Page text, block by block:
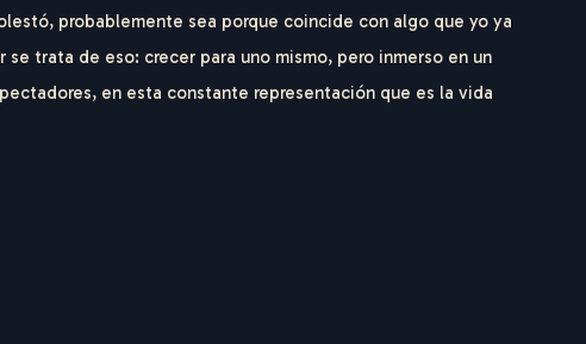
probablemente sea porque coincide con algo que yo ya
trata de eso: crecer para uno mismo, pero inmerso en un
en esta constante representación que es la vida